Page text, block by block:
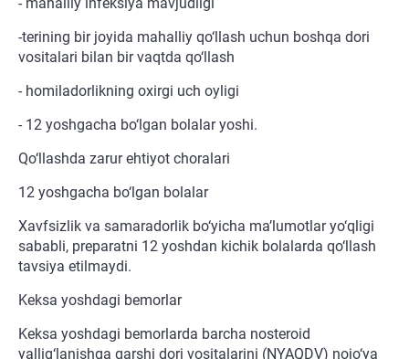
-terining bir joyida mahalliy qo‘llash uchun boshqa dori
vositalari bilan bir vaqtda qo‘llash
- homiladorlikning oxirgi uch oyligi
- 12 yoshgacha bo‘lgan bolalar yoshi.
Qo‘llashda zarur ehtiyot choralari
12 yoshgacha bo‘lgan bolalar
Xavfsizlik va samaradorlik bo‘yicha ma’lumotlar yo‘qligi
sababli, preparatni 12 yoshdan kichik bolalarda qo‘llash
tavsiya etilmaydi.
Keksa yoshdagi bemorlar
Keksa yoshdagi bemorlarda barcha nosteroid
yallig‘lanishga qarshi dori vositalarini (NYAQDV) nojo‘ya